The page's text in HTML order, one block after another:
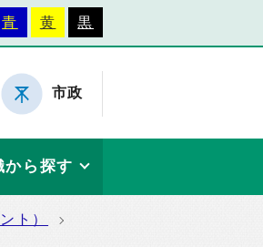
青 黄 黒
市政
から探す
ト）